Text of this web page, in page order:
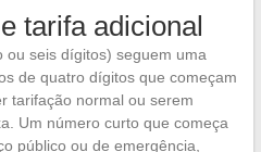
tarifa adicional
seis dígitos) seguem uma
de quatro dígitos que começam
tarifação normal ou serem
Um número curto que começa
público ou de emergência,